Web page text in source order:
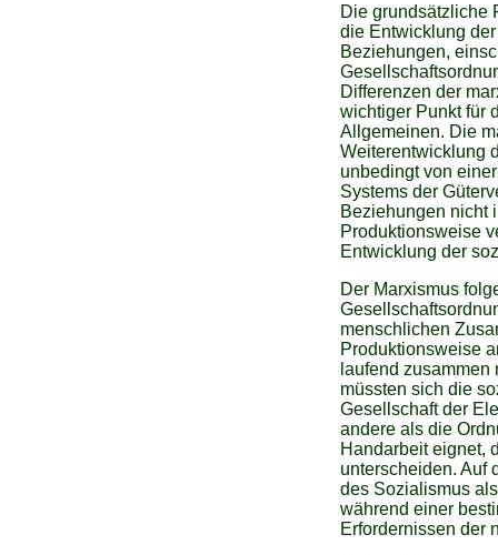
Die grundsätzliche
die Entwicklung
Beziehungen,
Differenzen der
wichtiger Punkt für
Allgemeinen. Die
Weiterentwicklung
unbedingt von
Systems der
Beziehungen nicht
Produktionsweise
Entwicklung der
Der Marxismus
menschlichen
Produktionsweise
laufend
müssten sich die
Gesellschaft der
andere als die
Handarbeit eignet,
unterscheiden. Auf
des Sozialismus
während einer
Erfordernissen der